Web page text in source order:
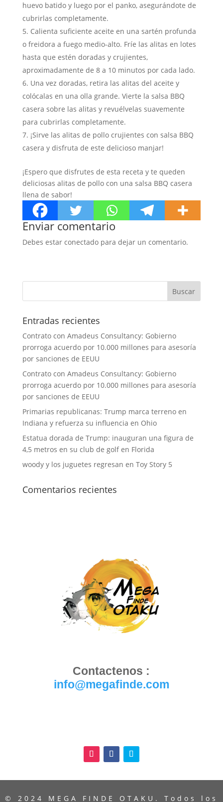
huevo batido y luego por el panko, asegurándote de
cubrirlas completamente.
Calienta suficiente aceite en una sartén profunda
o freidora a fuego medio-alto. Fríe las alitas en lotes
hasta que estén doradas y crujientes,
aproximadamente de 8 a 10 minutos por cada lado.
Una vez doradas, retira las alitas del aceite y
colócalas en una olla grande. Vierte la salsa BBQ
casera sobre las alitas y revuélvelas suavemente
para cubrirlas completamente.
¡Sirve las alitas de pollo crujientes con salsa BBQ
casera y disfruta de este delicioso manjar!
¡Espero que disfrutes de esta receta y te queden
deliciosas alitas de pollo con una salsa BBQ casera
llena de sabor!
Enviar comentario
Debes estar conectado para dejar un comentario.
Entradas recientes
Contrato con Amadeus Consultancy: Gobierno
prorroga acuerdo por 10.000 millones para asesoría
por sanciones de EEUU
Contrato con Amadeus Consultancy: Gobierno
prorroga acuerdo por 10.000 millones para asesoría
por sanciones de EEUU
Primarias republicanas: Trump marca terreno en
Indiana y refuerza su influencia en Ohio
Estatua dorada de Trump: inauguran una figura de
4,5 metros en su club de golf en Florida
woody y los juguetes regresan en Toy Story 5
Comentarios recientes
Contactenos :
info@megafinde.com
© 2024 MEGA FINDE OTAKU. Todos los